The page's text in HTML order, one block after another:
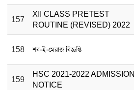
157
XII CLASS PRETEST
ROUTINE (REVISED) 2022
158 শব-ই-মেরাজ বিজ্ঞপ্তি
159
HSC 2021-2022 ADMISSION
NOTICE